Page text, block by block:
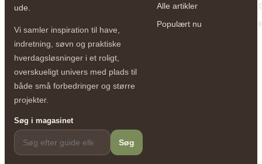
ude.
Vi samler inspiration til have,
indretning, søvn og praktiske
hverdagsløsninger i et roligt,
overskueligt univers med plads til
både små forbedringer og større
projekter.
Søg i magasinet
Søg
Alle artikler
Populært nu